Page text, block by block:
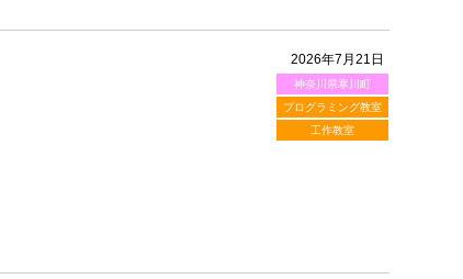
2026年7月21日
神奈川県寒川町
プログラミング教室
工作教室